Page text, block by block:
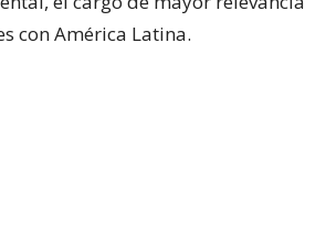
con América Latina.